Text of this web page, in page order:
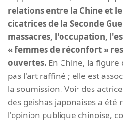
relations entre la Chine et
cicatrices de la Seconde
massacres, l'occupation,
« femmes de réconfort »
ouvertes. En Chine, la figure
pas l'art raffiné ; elle est
la soumission. Voir des
des geishas japonaises a été
l'opinion publique chinoise,